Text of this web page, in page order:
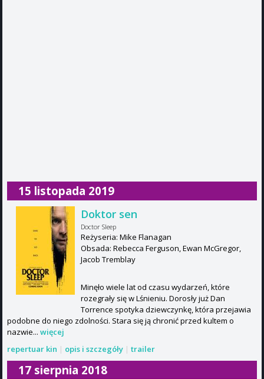
15 listopada 2019
Doktor sen
Doctor Sleep
Reżyseria: Mike Flanagan
Obsada: Rebecca Ferguson, Ewan McGregor,
Jacob Tremblay
Minęło wiele lat od czasu wydarzeń, które
rozegrały się w Lśnieniu. Dorosły już Dan
Torrence spotyka dziewczynkę, która przejawia
podobne do niego zdolności. Stara się ją chronić przed kultem o
nazwie... więcej
repertuar kin | opis i szczegóły | trailer
17 sierpnia 2018